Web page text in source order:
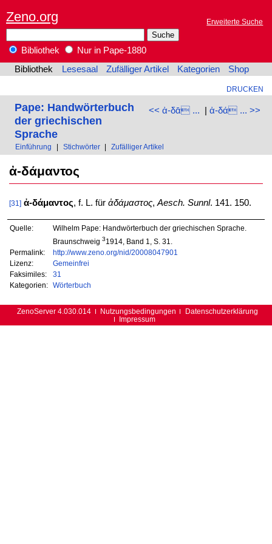
Zeno.org Erweiterte Suche
Bibliothek
Nur in Pape-1880
Bibliothek
Lesesaal Zufälliger Artikel Kategorien Shop
DRUCKEN
<< ἀ-δᾱ ... | ἀ-δά ... >>
Pape: Handwörterbuch
der griechischen
Sprache
Einführung Stichwörter Zufälliger Artikel
ἀ-δάμαντος
[31] ἀ-δάμαντος, f. L. für ἀδάμαστος,Aesch. Sunnl. 141. 150.
Quelle:
Wilhelm Pape: Handwörterbuch der griechischen Sprache.
Braunschweig 31914, Band 1, S. 31.
Permalink:
http://www.zeno.org/nid/20008047901
Lizenz:
Gemeinfrei
Faksimiles:
31
Kategorien:
Wörterbuch
ZenoServer 4.030.014 Nutzungsbedingungen
Datenschutzerklärung
Impressum